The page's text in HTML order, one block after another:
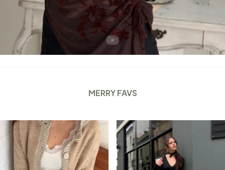
MERRY FAVS